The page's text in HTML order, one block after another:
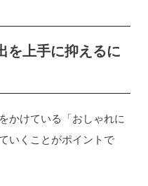
を上手に抑えるに
かけている「おしゃれに
いくことがポイントで